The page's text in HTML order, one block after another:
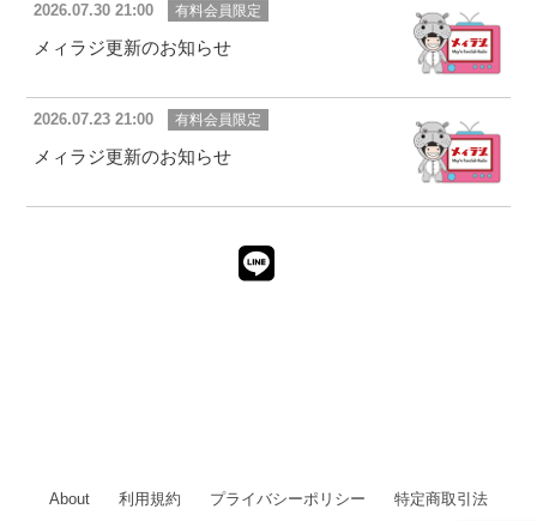
2026.07.30 21:00 有料会員限定
メィラジ更新のお知らせ
2026.07.23 21:00 有料会員限定
メィラジ更新のお知らせ
About 利用規約 プライバシーポリシー 特定商取引法